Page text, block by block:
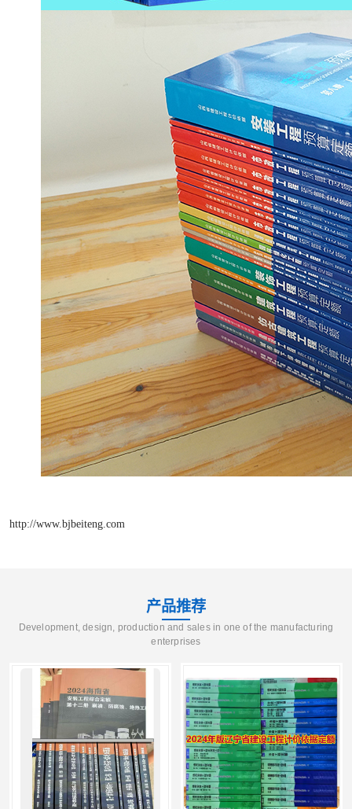
http://www.bjbeiteng.com
产品推荐
Development, design, production and sales in one of the manufacturing
enterprises